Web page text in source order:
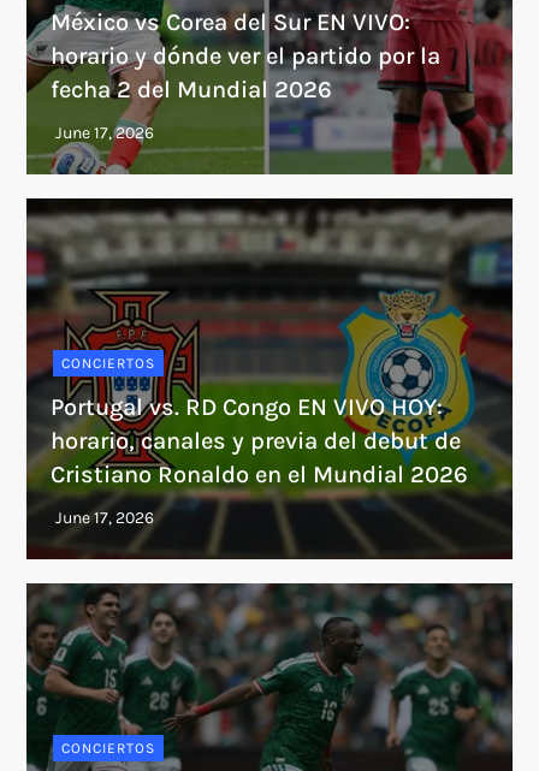
México vs Corea del Sur EN VIVO:
horario y dónde ver el partido por la
fecha 2 del Mundial 2026
CONCIERTOS
Portugal vs. RD Congo EN VIVO HOY:
horario, canales y previa del debut de
Cristiano Ronaldo en el Mundial 2026
CONCIERTOS